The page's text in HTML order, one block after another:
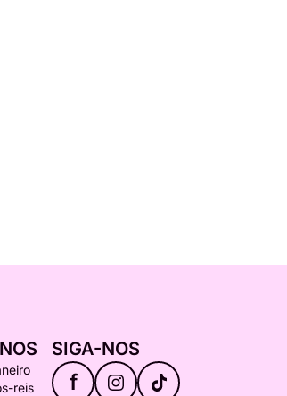
reis
SIGA-NOS
f